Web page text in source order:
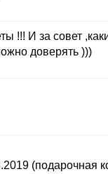
!!! И за совет
доверять )))
(подарочная